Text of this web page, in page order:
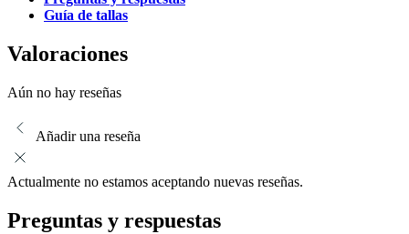
Guía de tallas
Valoraciones
Aún no hay reseñas
Añadir una reseña
Actualmente no estamos aceptando nuevas reseñas.
Preguntas y respuestas